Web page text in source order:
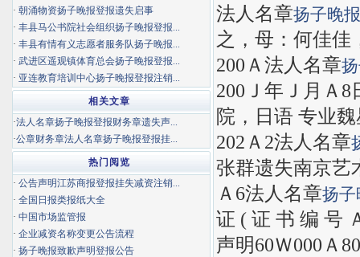
法人名章扬子晚报
之，母：何佳佳
200Ａ法人名章
200Ｊ年Ｊ月Ａ
院，日语 专业
202Ａ2法人名章
张群遗失南京艺
Ａ6法人名章扬子
证 ( 证 书 编 号
声明60Ｗ000Ａ
· 朝涌物资扬子晚报登报遗失启事
· 丰县马公书院社会组织扬子晚报登报...
· 丰县有情有义志愿者服务队扬子晚报...
· 武进区遥观镇体育总会扬子晚报登报...
· 亚连教育培训中心扬子晚报登报注销...
相关文章
·法人名章扬子晚报登报财务章遗失声...
·公章财务章法人名章扬子晚报登报挂...
热门阅览
· 公告声明江苏商报登报挂失减资注销...
· 全国日报类报纸大全
· 中国市场监管报
· 企业减资名称变更公告流程
· 扬子晚报致歉声明登报公告